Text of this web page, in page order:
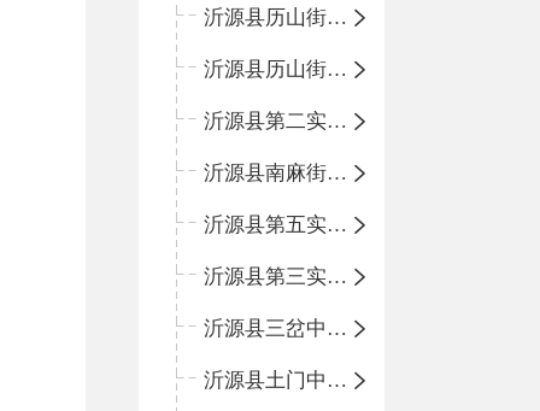
沂源县历山街道办事处荆山路小学
沂源县历山街道办事处鲁山路小学
沂源县第二实验中学
沂源县南麻街道办事处中心小学
沂源县第五实验小学
沂源县第三实验小学
沂源县三岔中心学校
沂源县土门中心学校